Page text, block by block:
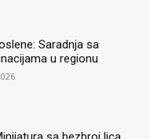
Saradnja sa
u regionu